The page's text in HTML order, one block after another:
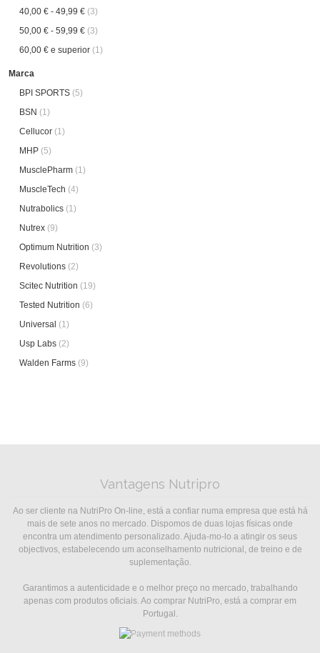
40,00 € - 49,99 € (3)
50,00 € - 59,99 € (3)
60,00 € e superior (1)
Marca
BPI SPORTS (5)
BSN (1)
Cellucor (1)
MHP (5)
MusclePharm (1)
MuscleTech (4)
Nutrabolics (1)
Nutrex (9)
Optimum Nutrition (3)
Revolutions (2)
Scitec Nutrition (19)
Tested Nutrition (6)
Universal (1)
Usp Labs (2)
Walden Farms (9)
Vantagens Nutripro
Ao ser cliente na NutriPro On-line, está a confiar numa empresa que está há
mais de sete anos no mercado. Dispomos de duas lojas físicas onde
encontra um atendimento personalizado. Ajuda-mo-lo a atingir os seus
objectivos, estabelecendo um aconselhamento nutricional, de treino e de
suplementação.
Garantimos a autenticidade e o melhor preço no mercado, trabalhando
apenas com produtos oficiais. Ao comprar NutriPro, está a comprar em
Portugal.